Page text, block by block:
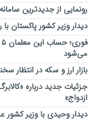
رونمایی از جدیدترین
دیدار وزیر کشور پاکستان
می‌شود
بازار ارز و سکه در انتظار
جزئیات جدید درباره
ازدواج»